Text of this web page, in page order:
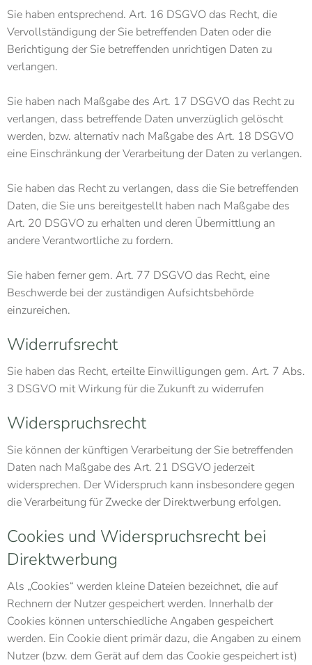
Sie haben entsprechend. Art. 16 DSGVO das Recht, die
Vervollständigung der Sie betreffenden Daten oder die
Berichtigung der Sie betreffenden unrichtigen Daten zu
verlangen.
Sie haben nach Maßgabe des Art. 17 DSGVO das Recht zu
verlangen, dass betreffende Daten unverzüglich gelöscht
werden, bzw. alternativ nach Maßgabe des Art. 18 DSGVO
eine Einschränkung der Verarbeitung der Daten zu verlangen.
Sie haben das Recht zu verlangen, dass die Sie betreffenden
Daten, die Sie uns bereitgestellt haben nach Maßgabe des
Art. 20 DSGVO zu erhalten und deren Übermittlung an
andere Verantwortliche zu fordern.
Sie haben ferner gem. Art. 77 DSGVO das Recht, eine
Beschwerde bei der zuständigen Aufsichtsbehörde
einzureichen.
Widerrufsrecht
Sie haben das Recht, erteilte Einwilligungen gem. Art. 7 Abs.
3 DSGVO mit Wirkung für die Zukunft zu widerrufen
Widerspruchsrecht
Sie können der künftigen Verarbeitung der Sie betreffenden
Daten nach Maßgabe des Art. 21 DSGVO jederzeit
widersprechen. Der Widerspruch kann insbesondere gegen
die Verarbeitung für Zwecke der Direktwerbung erfolgen.
Cookies und Widerspruchsrecht bei
Direktwerbung
Als „Cookies“ werden kleine Dateien bezeichnet, die auf
Rechnern der Nutzer gespeichert werden. Innerhalb der
Cookies können unterschiedliche Angaben gespeichert
werden. Ein Cookie dient primär dazu, die Angaben zu einem
Nutzer (bzw. dem Gerät auf dem das Cookie gespeichert ist)